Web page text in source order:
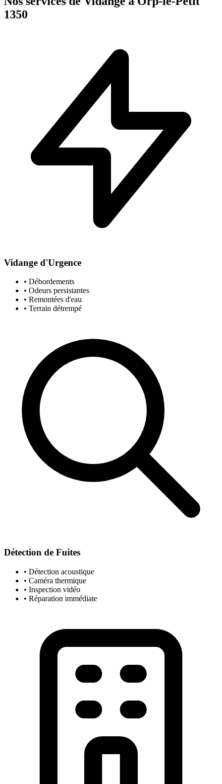
1350
Vidange d'Urgence
• Débordements
• Odeurs persistantes
• Remontées d'eau
• Terrain détrempé
Détection de Fuites
• Détection acoustique
• Caméra thermique
• Inspection vidéo
• Réparation immédiate